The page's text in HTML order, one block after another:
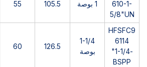
610-1-
5/8"UN
1 بوصة 105.5
55
HFSFC9
6114
-1-1/4"
BSPP
1-1/4
بوصة
126.5
60